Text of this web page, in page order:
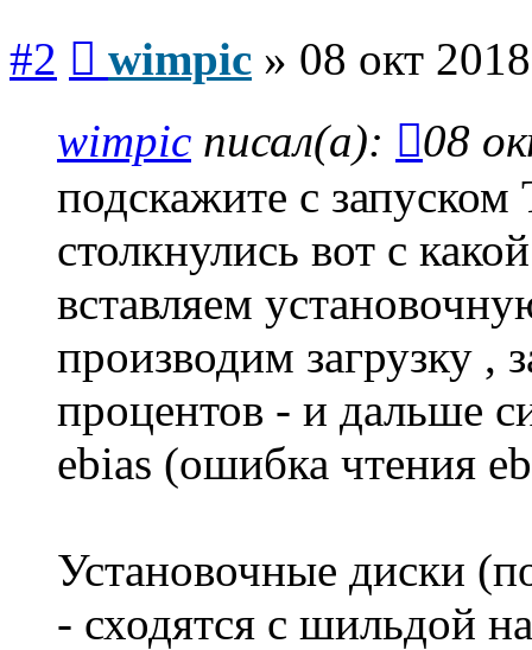
#2 wimpic » 08 окт
wimpic писал(а):
08
подскажите с
столкнулись вот с
вставляем
производим загрузку ,
процентов - и дальше
ebias (ошибка чтения
Установочные диски
- сходятся с шильдой